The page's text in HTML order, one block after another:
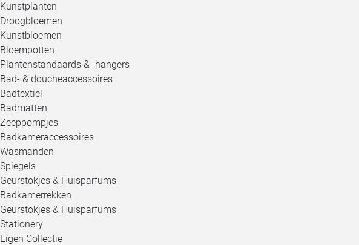
Kunstplanten
Droogbloemen
Kunstbloemen
Bloempotten
Plantenstandaards & -hangers
Bad- & doucheaccessoires
Badtextiel
Badmatten
Zeeppompjes
Badkameraccessoires
Wasmanden
Spiegels
Geurstokjes & Huisparfums
Badkamerrekken
Geurstokjes & Huisparfums
Stationery
Eigen Collectie